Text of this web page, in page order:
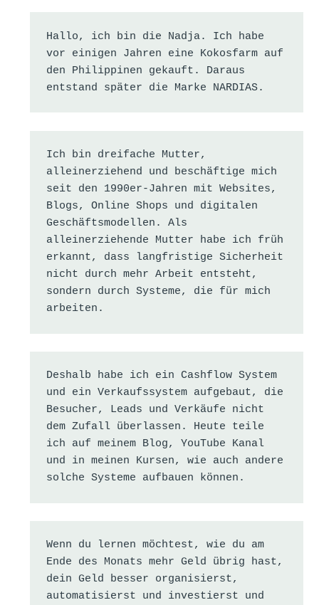
Hallo, ich bin die Nadja. Ich habe
vor einigen Jahren eine Kokosfarm auf
den Philippinen gekauft. Daraus
entstand später die Marke NARDIAS.
Ich bin dreifache Mutter,
alleinerziehend und beschäftige mich
seit den 1990er-Jahren mit Websites,
Blogs, Online Shops und digitalen
Geschäftsmodellen. Als
alleinerziehende Mutter habe ich früh
erkannt, dass langfristige Sicherheit
nicht durch mehr Arbeit entsteht,
sondern durch Systeme, die für mich
arbeiten.
Deshalb habe ich ein Cashflow System
und ein Verkaufssystem aufgebaut, die
Besucher, Leads und Verkäufe nicht
dem Zufall überlassen. Heute teile
ich auf meinem Blog, YouTube Kanal
und in meinen Kursen, wie auch andere
solche Systeme aufbauen können.
Wenn du lernen möchtest, wie du am
Ende des Monats mehr Geld übrig hast,
dein Geld besser organisierst,
automatisierst und investierst und